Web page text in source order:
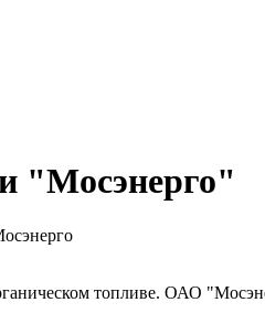
"Мосэнерго"
топливе. ОАО